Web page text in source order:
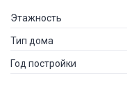
Этажность
Тип дома
Год постройки